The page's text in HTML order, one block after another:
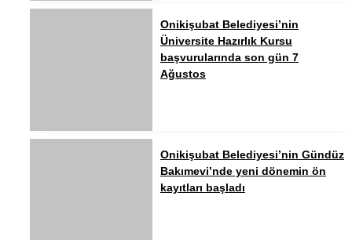
Onikişubat Belediyesi’nin
Üniversite Hazırlık Kursu
başvurularında son gün 7
Ağustos
Onikişubat Belediyesi’nin Gündüz
Bakımevi’nde yeni dönemin ön
kayıtları başladı